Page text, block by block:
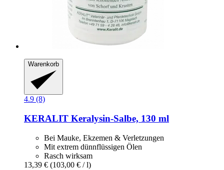
Warenkorb
4.9 (8)
KERALIT Keralysin-​Salbe, 130 ml
Bei Mauke, Ekzemen & Verletzungen
Mit extrem dünnflüssigen Ölen
Rasch wirksam
13,39 € (103,00 € / l)